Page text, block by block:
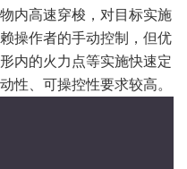
内高速穿梭，对目标实施
操作者的手动控制，但优
内的火力点等实施快速定
性、可操控性要求较高。